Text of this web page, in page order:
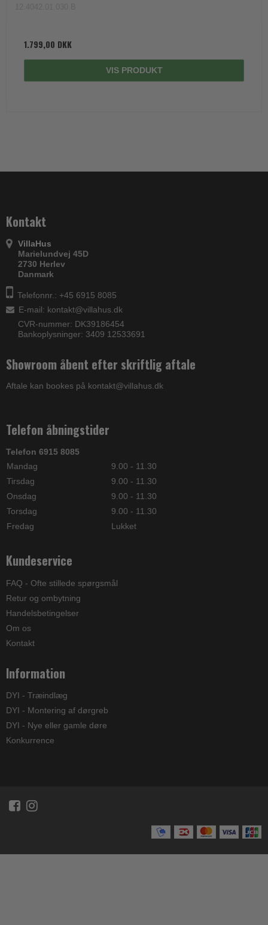
1.799,00 DKK
VIS PRODUKT
Kontakt
VillaHus
Marielundvej 45D
2730 Herlev
Danmark
Telefonnr.: +45 6915 8085
E-mail: kontakt@villahus.dk
CVR-nummer: DK39186454
Bankoplysninger: 3409 12533691
Showroom åbent efter skriftlig aftale
Aftale kan bookes på kontakt@villahus.dk
Telefon åbningstider
Telefon 6915 8085
Mandag
9.00 - 11.30
Tirsdag
9.00 - 11.30
Onsdag
9.00 - 11.30
Torsdag
9.00 - 11.30
Fredag
Lukket
Kundeservice
FAQ - Ofte stillede spørgsmål
Retur og ombytning
Handelsbetingelser
Om os
Kontakt
Information
DYI - Træindlæg
DYI - Montering af dørgreb
DYI - Nye eller gamle døre
Konkurrence